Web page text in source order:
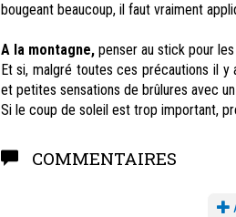
bougeant beaucoup, il faut vraiment
A la montagne,penser au stick pour
Et si, malgré toutes ces précautions il y
et petites sensations de brûlures avec
Si le coup de soleil est trop important,
COMMENTAIRES